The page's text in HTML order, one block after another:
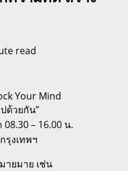
read
Your Mind
ด้วยกัน”
– 16.00 น.
งเทพฯ
ายมาย เช่น